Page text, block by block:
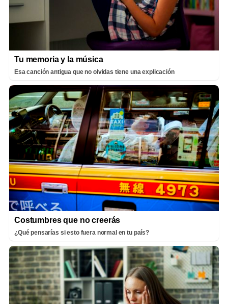
Tu memoria y la música
Esa canción antigua que no olvidas tiene una explicación
Costumbres que no creerás
¿Qué pensarías si esto fuera normal en tu país?